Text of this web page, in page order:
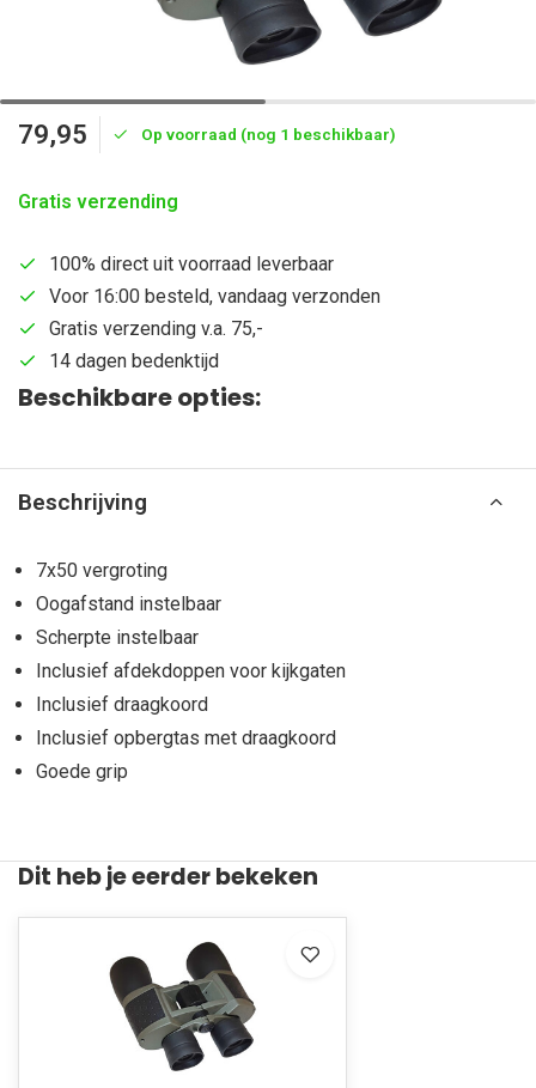
79,95 Op voorraad (nog 1 beschikbaar)
Gratis verzending
100% direct uit voorraad leverbaar
Voor 16:00 besteld, vandaag verzonden
Gratis verzending v.a. 75,-
14 dagen bedenktijd
Beschikbare opties:
Beschrijving
7x50 vergroting
Oogafstand instelbaar
Scherpte instelbaar
Inclusief afdekdoppen voor kijkgaten
Inclusief draagkoord
Inclusief opbergtas met draagkoord
Goede grip
Dit heb je eerder bekeken